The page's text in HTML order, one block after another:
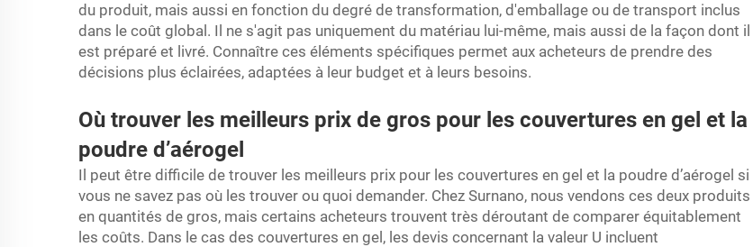
du produit, mais aussi en fonction du degré de transformation, d'emballage ou de transport inclus
dans le coût global. Il ne s'agit pas uniquement du matériau lui-même, mais aussi de la façon dont il
est préparé et livré. Connaître ces éléments spécifiques permet aux acheteurs de prendre des
décisions plus éclairées, adaptées à leur budget et à leurs besoins.
Où trouver les meilleurs prix de gros pour les couvertures en gel et la
poudre d’aérogel
Il peut être difficile de trouver les meilleurs prix pour les couvertures en gel et la poudre d’aérogel si
vous ne savez pas où les trouver ou quoi demander. Chez Surnano, nous vendons ces deux produits
en quantités de gros, mais certains acheteurs trouvent très déroutant de comparer équitablement
les coûts. Dans le cas des couvertures en gel, les devis concernant la valeur U incluent